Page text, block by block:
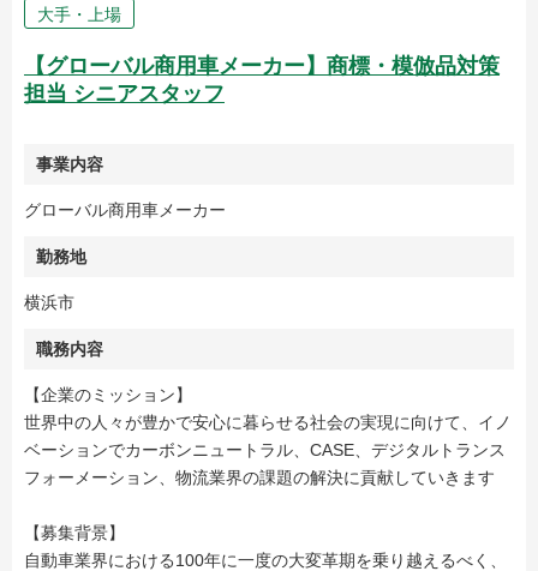
大手・上場
【グローバル商用車メーカー】商標・模倣品対策
担当 シニアスタッフ
事業内容
グローバル商用車メーカー
勤務地
横浜市
職務内容
【企業のミッション】
世界中の人々が豊かで安心に暮らせる社会の実現に向けて、イノ
ベーションでカーボンニュートラル、CASE、デジタルトランス
フォーメーション、物流業界の課題の解決に貢献していきます
【募集背景】
自動車業界における100年に一度の大変革期を乗り越えるべく、